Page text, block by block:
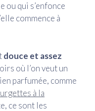
ou qui s’enfonce
commence à
douce et assez
où l’on veut un
parfumée, comme
à la
ce sont les